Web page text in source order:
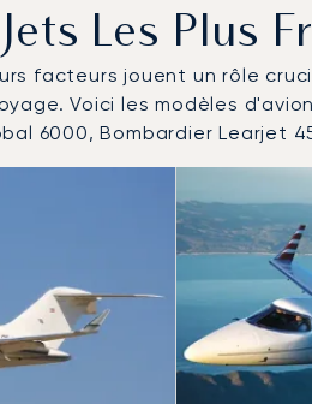
Jets Les Plus
facteurs jouent un rôle
Voici les modèles
6000, Bombardier Learjet
modèles d'aéronefs les plus